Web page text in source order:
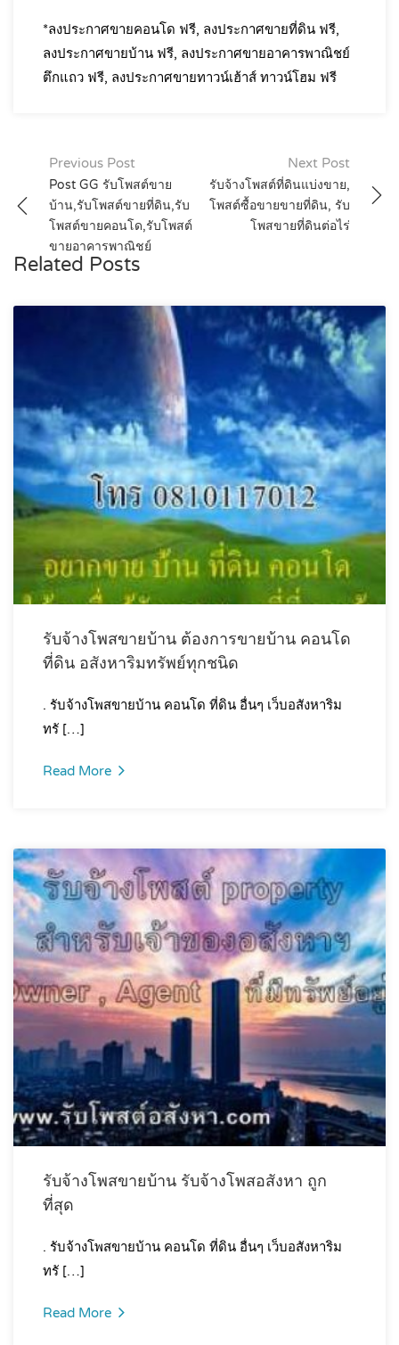
*ลงประกาศขายคอนโด ฟรี, ลงประกาศขายที่ดิน ฟรี,
ลงประกาศขายบ้าน ฟรี, ลงประกาศขายอาคารพาณิชย์
ตึกแถว ฟรี, ลงประกาศขายทาวน์เฮ้าส์ ทาวน์โฮม ฟรี
Post
navigation
Previous Post
Post GG รับโพสต์ขาย
บ้าน,รับโพสต์ขายที่ดิน,รับ
โพสต์ขายคอนโด,รับโพสต์
ขายอาคารพาณิชย์
Next Post
รับจ้างโพสต์ที่ดินแบ่งขาย,
โพสต์ซื้อขายขายที่ดิน, รับ
โพสขายที่ดินต่อไร่
Related Posts
รับจ้างโพสขายบ้าน ต้องการขายบ้าน คอนโด
ที่ดิน อสังหาริมทรัพย์ทุกชนิด
. รับจ้างโพสขายบ้าน คอนโด ที่ดิน อื่นๆ เว็บอสังหาริม
ทรั […]
Read More
รับจ้างโพสขายบ้าน รับจ้างโพสอสังหา ถูก
ที่สุด
. รับจ้างโพสขายบ้าน คอนโด ที่ดิน อื่นๆ เว็บอสังหาริม
ทรั […]
Read More